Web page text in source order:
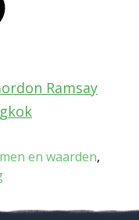
Ramsay
en waarden